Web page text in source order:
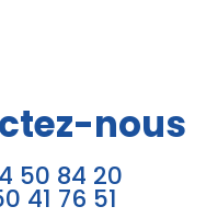
nous
50 84 20
41 76 51